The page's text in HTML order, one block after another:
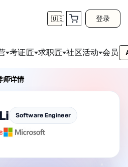
🇺🇸 登录
考证匠 求职匠 社区活动 会员
师详情
Software Engineer